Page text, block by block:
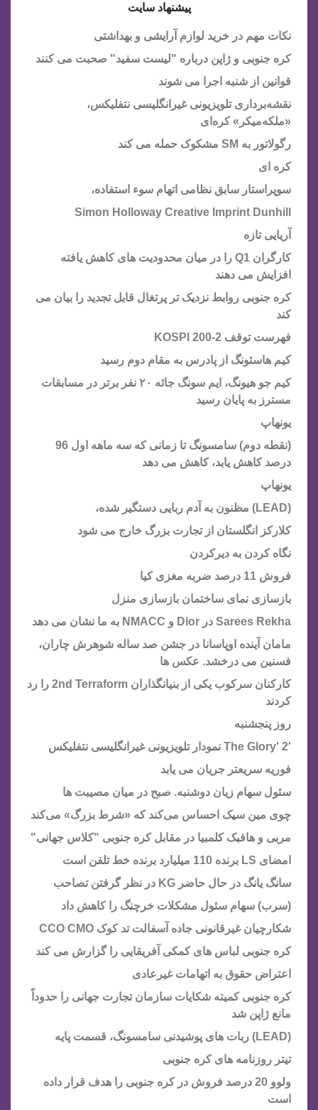
پیشنهاد سایت
نکات مهم در خرید لوازم آرایشی و بهداشتی
کره جنوبی و ژاپن درباره "لیست سفید" صحبت می کنند
قوانین از شنبه اجرا می شوند
نقشه‌برداری تلویزیونی غیرانگلیسی نتفلیکس،
«ملکه‌میکر» کره‌ای
رگولاتور به SM مشکوک حمله می کند
کره ای
سوپراستار سابق نظامی اتهام سوء استفاده،
Simon Holloway Creative Imprint Dunhill
آریایی تازه
کارگران Q1 را در میان محدودیت های کاهش یافته
افزایش می دهند
کره جنوبی روابط نزدیک تر پرتغال قابل تجدید را بیان می
کند
فهرست توقف KOSPI 200-2
کیم هاسئونگ از پادرس به مقام دوم رسید
کیم جو هیونگ، ایم سونگ جائه ۲۰ نفر برتر در مسابقات
مسترز به پایان رسید
یونهاپ
(نقطه دوم) سامسونگ تا زمانی که سه ماهه اول 96
درصد کاهش یابد، کاهش می دهد
یونهاپ
(LEAD) مظنون به آدم ربایی دستگیر شده،
کلارکز انگلستان از تجارت بزرگ خارج می شود
نگاه کردن به دیرکردن
فروش 11 درصد ضربه مغزی کیا
بازسازی نمای ساختمان بازسازی منزل
Sarees Rekha در Dior و NMACC به ما نشان می دهد
مامان آینده اوپاسانا در جشن صد ساله شوهرش چاران،
فسنین می درخشد. عکس ها
کارکنان سرکوب یکی از بنیانگذاران 2nd Terraform را رد
کردند
روز پنجشنبه
'The Glory' 2 نمودار تلویزیونی غیرانگلیسی نتفلیکس
فوریه سریعتر جریان می یابد
سئول سهام زیان دوشنبه. صبح در میان مصیبت ها
چوی مین سیک احساس می‌کند که «شرط بزرگ» می‌کند
مربی و هافبک کلمبیا در مقابل کره جنوبی "کلاس جهانی"
امضای LS برنده 110 میلیارد برنده خط تلفن است
سانگ یانگ در حال حاضر KG در نظر گرفتن تصاحب
(سرب) سهام سئول مشکلات خرچنگ را کاهش داد
شکارچیان غیرقانونی جاده آسفالت تد کوک CCO CMO
کره جنوبی لباس های کمکی آفریقایی را گزارش می کند
اعتراض حقوق به اتهامات غیرعادی
کره جنوبی کمیته شکایات سازمان تجارت جهانی را حدوداً
مانع ژاپن شد
(LEAD) ربات های پوشیدنی سامسونگ، قسمت پایه
تیتر روزنامه های کره جنوبی
ولوو 20 درصد فروش در کره جنوبی را هدف قرار داده
است